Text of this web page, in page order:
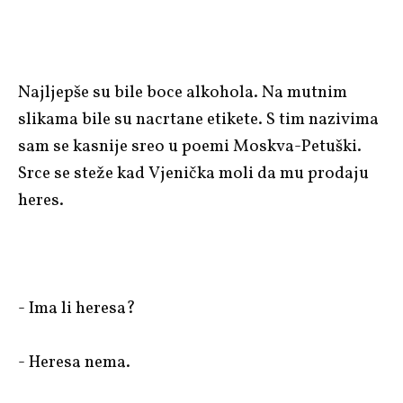
Najljepše su bile boce alkohola. Na mutnim
slikama bile su nacrtane etikete. S tim nazivima
sam se kasnije sreo u poemi Moskva-Petuški.
Srce se steže kad Vjenička moli da mu prodaju
heres.
- Ima li heresa?
- Heresa nema.